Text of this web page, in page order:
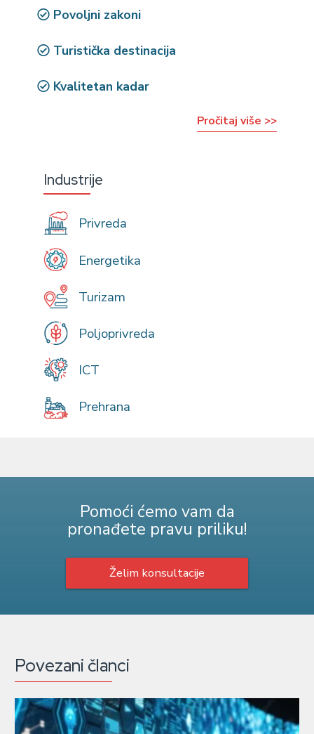
Povoljni zakoni
Turistička destinacija
Kvalitetan kadar
Pročitaj više >>
Industrije
Privreda
Energetika
Turizam
Poljoprivreda
ICT
Prehrana
Pomoći ćemo vam da
pronađete pravu priliku!
Želim konsultacije
Povezani članci